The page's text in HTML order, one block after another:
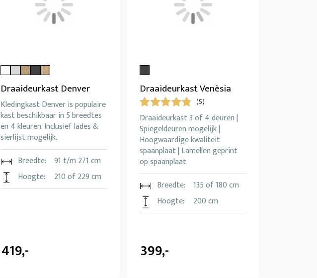
Draaideurkast Denver
Kledingkast Denver is populaire
kast beschikbaar in 5 breedtes
en 4 kleuren. Inclusief lades &
sierlijst mogelijk.
Breedte:
91 t/m 271 cm
Hoogte:
210 of 229 cm
419,-
Draaideurkast Venèsia
(5)
Draaideurkast 3 of 4 deuren |
Spiegeldeuren mogelijk |
Hoogwaardige kwaliteit
spaanplaat | Lamellen geprint
op spaanplaat
Breedte:
135 of 180 cm
Hoogte:
200 cm
399,-